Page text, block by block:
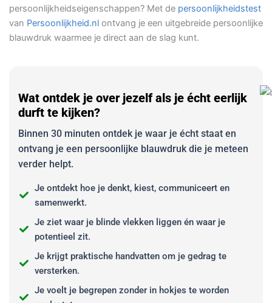
persoonlijkheidseigenschappen? Met de persoonlijkheidstest
van Persoonlijkheid.nl ontvang je een uitgebreide persoonlijke
blauwdruk waarmee je direct aan de slag kunt.
Wat ontdek je over jezelf als je écht eerlijk
durft te kijken?
Binnen 30 minuten ontdek je waar je écht staat en
ontvang je een persoonlijke blauwdruk die je meteen
verder helpt.
Je ontdekt hoe je denkt, kiest, communiceert en
samenwerkt.
Je ziet waar je blinde vlekken liggen én waar je
potentieel zit.
Je krijgt praktische handvatten om je gedrag te
versterken.
Je voelt je begrepen zonder in hokjes te worden